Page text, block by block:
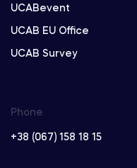
UCABevent
UCAB EU Office
UCAB Survey
Phone
+38 (067) 158 18 15